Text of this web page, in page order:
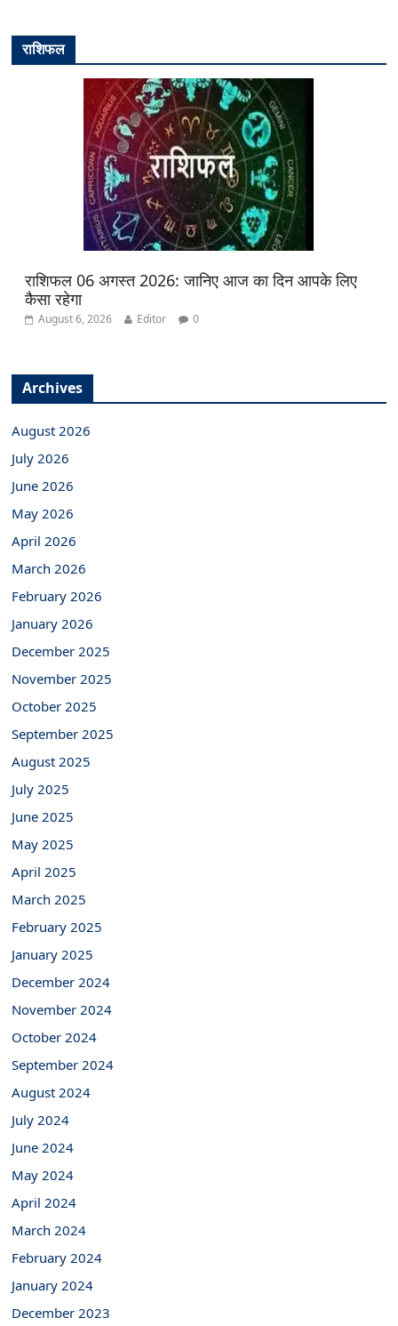
राशिफल
राशिफल 06 अगस्त 2026: जानिए आज का दिन आपके लिए
कैसा रहेगा
August 6, 2026 Editor 0
Archives
August 2026
July 2026
June 2026
May 2026
April 2026
March 2026
February 2026
January 2026
December 2025
November 2025
October 2025
September 2025
August 2025
July 2025
June 2025
May 2025
April 2025
March 2025
February 2025
January 2025
December 2024
November 2024
October 2024
September 2024
August 2024
July 2024
June 2024
May 2024
April 2024
March 2024
February 2024
January 2024
December 2023